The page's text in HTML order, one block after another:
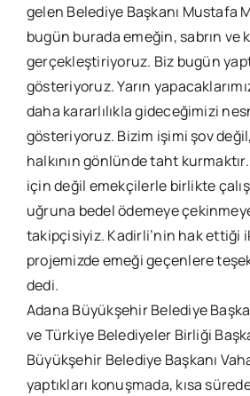
gelen Belediye Başkanı Mustafa
bugün burada emeğin, sabrın ve
gerçekleştiriyoruz. Biz bugün
gösteriyoruz. Yarın
daha kararlılıkla gideceğimizi
gösteriyoruz. Bizim işimi şov
halkının gönlünde taht
için değil emekçilerle birlikte
uğruna bedel ödemeye
takipçisiyiz. Kadirli’nin hak ettiği
projemizde emeği geçenlere
dedi.
Adana Büyükşehir Belediye
ve Türkiye Belediyeler Birliği
Büyükşehir Belediye Başkanı
yaptıkları konuşmada, kısa sürede